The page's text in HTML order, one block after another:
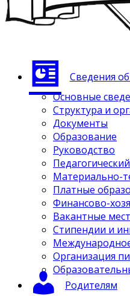
Сведения
Основные
Структура и
Документы
Образование
Руководство
Материально-
Платные
Финансово-
Вакантные
Стипендии и
Организация
Родителям